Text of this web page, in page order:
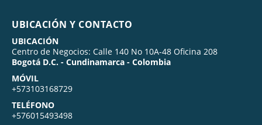
UBICACIÓN Y CONTACTO
UBICACIÓN
Centro de Negocios: Calle 140 No 10A-48 Oficina 208
Bogotá D.C. - Cundinamarca - Colombia
MÓVIL
+573103168729
TELÉFONO
+576015493498